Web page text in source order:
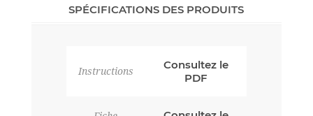
SPÉCIFICATIONS DES PRODUITS
Instructions
Consultez le
PDF